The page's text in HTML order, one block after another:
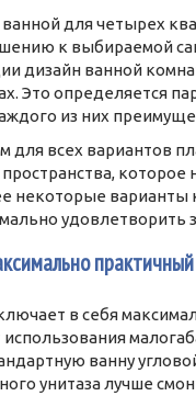
ванной для четырех
к выбираемой
дизайн ванной
Это определяется
из них
для всех вариантов
некоторые варианты
удовлетворить
практичный
в себя
использования
ванну
унитаза лучше